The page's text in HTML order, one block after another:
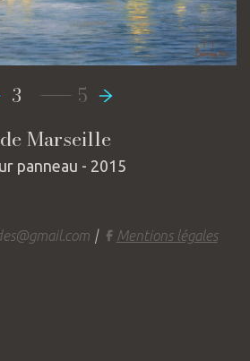
3 ----------------- 5
Marseille
panneau - 2015
| Mentions légales